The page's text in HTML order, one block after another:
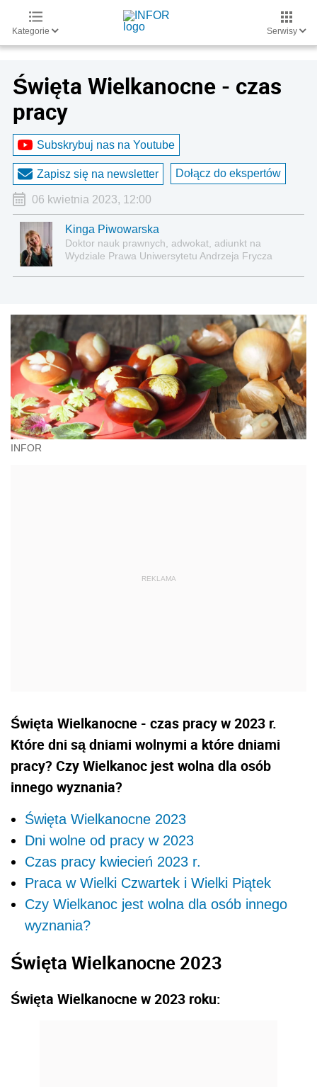
Kategorie Serwisy
Święta Wielkanocne - czas
pracy
Subskrybuj nas na Youtube
Zapisz się na newsletter Dołącz do ekspertów
06 kwietnia 2023, 12:00
Kinga Piwowarska
Doktor nauk prawnych, adwokat, adiunkt na
Wydziale Prawa Uniwersytetu Andrzeja Frycza
administracyjnoprawnych aspektach związanych z
pracą i pomocą socjalną.
INFOR
Święta Wielkanocne - czas pracy w 2023 r.
Które dni są dniami wolnymi a które dniami
pracy? Czy Wielkanoc jest wolna dla osób
innego wyznania?
Święta Wielkanocne 2023
Dni wolne od pracy w 2023
Czas pracy kwiecień 2023 r.
Praca w Wielki Czwartek i Wielki Piątek
Czy Wielkanoc jest wolna dla osób innego
wyznania?
Święta Wielkanocne 2023
Święta Wielkanocne w 2023 roku: